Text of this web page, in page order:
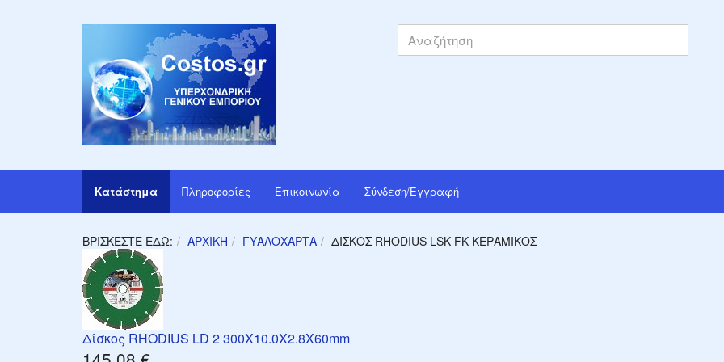
Κατάστημα Πληροφορίες Επικοινωνία Σύνδεση/Εγγραφή
ΒΡΊΣΚΕΣΤΕ ΕΔΏ: ΑΡΧΙΚΉ ΓΥΑΛΌΧΑΡΤΑ ΔΊΣΚΟΣ RHODIUS LSK FK ΚΕΡΑΜΙΚΌΣ
Δίσκος RHODIUS LD 2 300X10.0X2.8X60mm